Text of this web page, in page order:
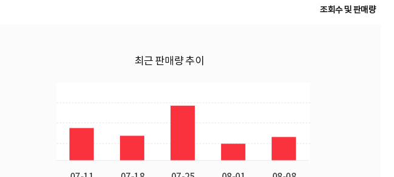
조회수 및 판매량
최근 판매량 추이